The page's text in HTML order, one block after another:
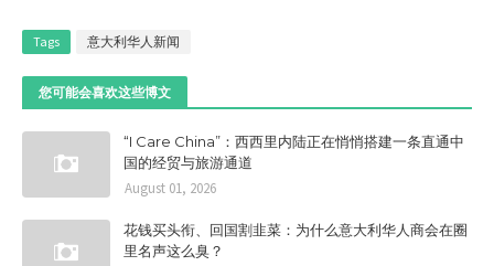
Tags 意大利华人新闻
您可能会喜欢这些博文
“I Care China”：西西里内陆正在悄悄搭建一条直通中
国的经贸与旅游通道
August 01, 2026
花钱买头衔、回国割韭菜：为什么意大利华人商会在圈
里名声这么臭？